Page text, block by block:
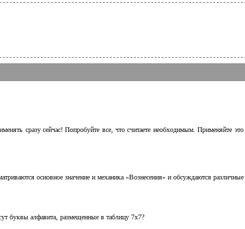
сразу сейчас! Попробуйте все, что считаете необходимым. Применяйте
основное значение и механика «Вознесения» и обсуждаются
буквы алфавита, размещенные в таблицу 7х7?